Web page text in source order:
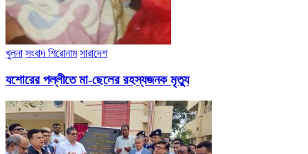
খুলনা সংবাদ শিরোনাম সারাদেশ
যশোরের পল্লীতে মা-ছেলের রহস্যজনক মৃত্যু